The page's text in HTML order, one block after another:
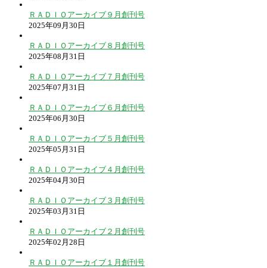
ＲＡＤＩＯアーカイブ９月創刊号
2025年09月30日
ＲＡＤＩＯアーカイブ８月創刊号
2025年08月31日
ＲＡＤＩＯアーカイブ７月創刊号
2025年07月31日
ＲＡＤＩＯアーカイブ６月創刊号
2025年06月30日
ＲＡＤＩＯアーカイブ５月創刊号
2025年05月31日
ＲＡＤＩＯアーカイブ４月創刊号
2025年04月30日
ＲＡＤＩＯアーカイブ３月創刊号
2025年03月31日
ＲＡＤＩＯアーカイブ２月創刊号
2025年02月28日
ＲＡＤＩＯアーカイブ１月創刊号